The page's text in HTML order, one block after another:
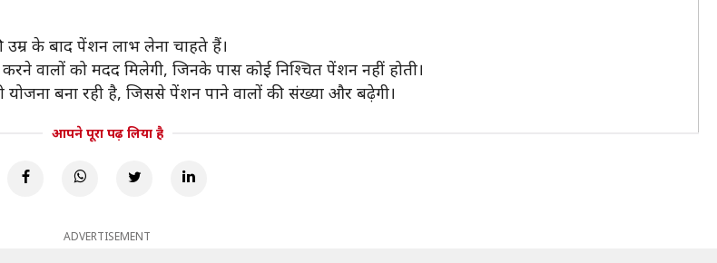
के बाद पेंशन लाभ लेना चाहते हैं।
वालों को मदद मिलेगी, जिनके पास कोई निश्चित पेंशन नहीं होती।
बना रही है, जिससे पेंशन पाने वालों की संख्या और बढ़ेगी।
आपने पूरा पढ़ लिया है
ADVERTISEMENT